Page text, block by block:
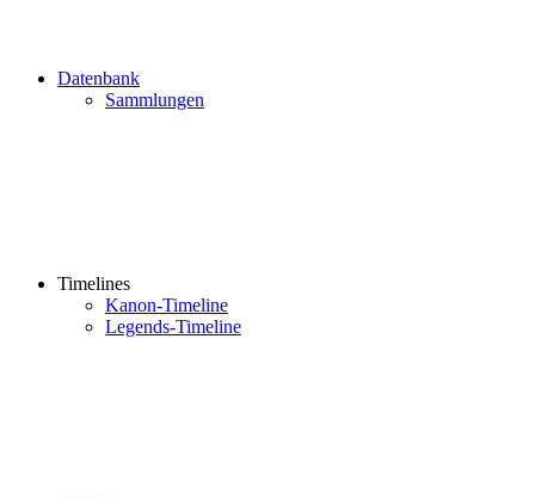
Datenbank
Sammlungen
Timelines
Kanon-Timeline
Legends-Timeline